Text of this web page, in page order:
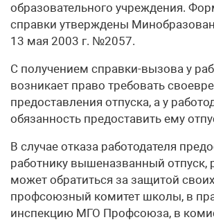
образовательного учреждения.
справки утверждены
13 мая 2003 г. №2057.
С получением справки-вызова у
возникает право требовать
предоставления отпуска, а у
обязанность предоставить ему
В случае отказа работодателя
работнику вышеназванный отпуск,
может обратиться за защитой
профсоюзный комитет школы, в
инспекцию МГО Профсоюза, в